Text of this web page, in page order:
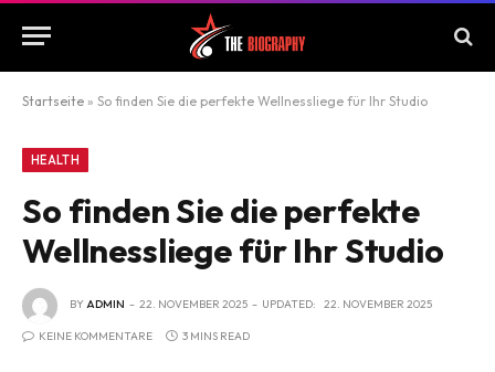
Startseite » So finden Sie die perfekte Wellnessliege für Ihr Studio
HEALTH
So finden Sie die perfekte
Wellnessliege für Ihr Studio
BYADMIN 22. NOVEMBER 2025 UPDATED: 22. NOVEMBER 2025
KEINE KOMMENTARE 3 MINS READ